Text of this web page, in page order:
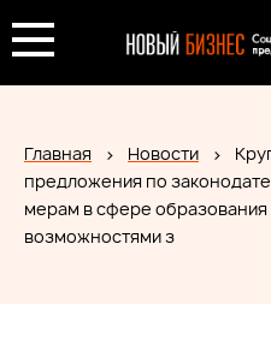
Главная Новости
предложения по
мерам в сфере
возможностями з